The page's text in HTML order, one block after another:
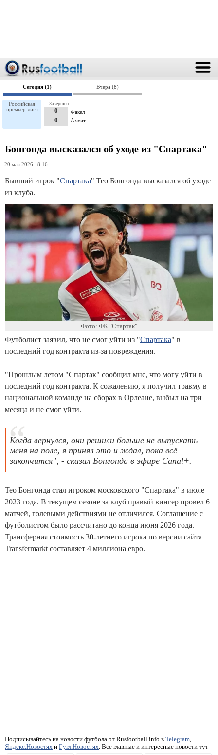
Сегодня (1) Вчера (8)
Российская
премьер-лига
Факел
0
0
Ахмат
Завершен
Бонгонда высказался об уходе из "Спартака"
20 мая 2026 18:16
Бывший игрок "Спартака" Тео Бонгонда высказался об уходе
из клуба.
Фото: ФК "Спартак"
Футболист заявил, что не смог уйти из "Спартака" в
последний год контракта из-за повреждения.
"Прошлым летом "Спартак" сообщил мне, что могу уйти в
последний год контракта. К сожалению, я получил травму в
национальной команде на сборах в Орлеане, выбыл на три
месяца и не смог уйти.
Когда вернулся, они решили больше не выпускать
меня на поле, я принял это и ждал, пока всё
закончится", - сказал Бонгонда в эфире Canal+.
Тео Бонгонда стал игроком московского "Спартака" в июле
2023 года. В текущем сезоне за клуб правый вингер провел 6
матчей, голевыми действиями не отличился. Соглашение с
футболистом было рассчитано до конца июня 2026 года.
Трансферная стоимость 30-летнего игрока по версии сайта
Transfermarkt составляет 4 миллиона евро.
Подписывайтесь на новости футбола от Rusfootball.info в Telegram,
Яндекс.Новостях и Гугл.Новостях. Все главные и интересные новости тут